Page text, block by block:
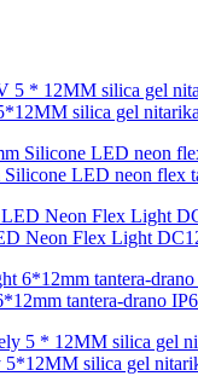
silica gel
LED neon flex
Neon Flex Light
tantera-drano
silica gel